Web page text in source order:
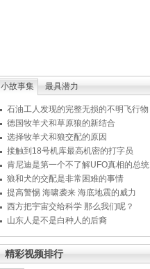
小故事集 最具潜力
石油工人发现的完整无损的不明飞行物
德国牧羊犬和草原狼的新结合
选择牧羊犬和狼交配的原因
接触到18号机库最高机密的打字员
肯尼迪是第一个不了解UFO真相的总统
狼和犬的交配是非常困难的事情
提高警惕 海啸袭来 海底地震的威力
西方把宇宙交给科学 那么我们呢？
山东人是不是白种人的后裔
精彩视频排行